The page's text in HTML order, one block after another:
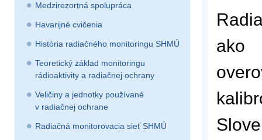
Medzirezortná spolupráca
Havarijné cvičenia
História radiačného monitoringu SHMÚ
Teoretický základ monitoringu
rádioaktivity a radiačnej ochrany
Veličiny a jednotky používané
v radiačnej ochrane
Radiačná monitorovacia sieť SHMÚ
ako